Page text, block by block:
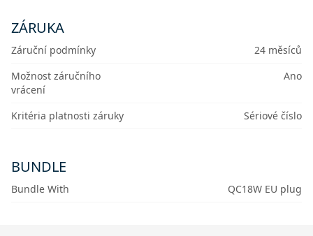
ZÁRUKA
Záruční podmínky
24 měsíců
Možnost záručního
vrácení
Ano
Kritéria platnosti záruky Sériové číslo
BUNDLE
Bundle With QC18W EU plug